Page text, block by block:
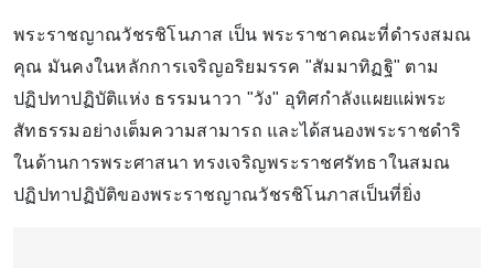
พระราชญาณวัชรชิโนภาส เป็น พระราชาคณะที่ดำรงสมณ
คุณ มันคงในหลักการเจริญอริยมรรค "สัมมาทิฏฐิ" ตาม
ปฏิปทาปฏิบัติแห่ง ธรรมนาวา "วัง" อุทิศกำลังแผยแผ่พระ
สัทธรรมอย่างเต็มความสามารถ และได้สนองพระราชดำริ
ในด้านการพระศาสนา ทรงเจริญพระราชศรัทธาในสมณ
ปฏิปทาปฏิบัติของพระราชญาณวัชรชิโนภาสเป็นที่ยิ่ง